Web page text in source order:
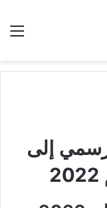
رسمي إلى